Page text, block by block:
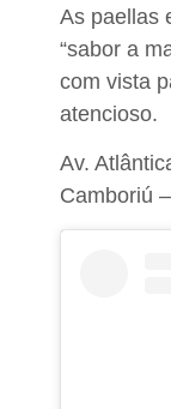
As paellas
“sabor a
com vista
atencioso. ​
Av.
Camboriú